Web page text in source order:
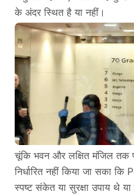
के अंदर स्थित है या नहीं।
चूंकि भवन और लक्षित मंजिल तक
निर्धारित नहीं किया जा सका
स्पष्ट संकेत या सुरक्षा उपाय थे